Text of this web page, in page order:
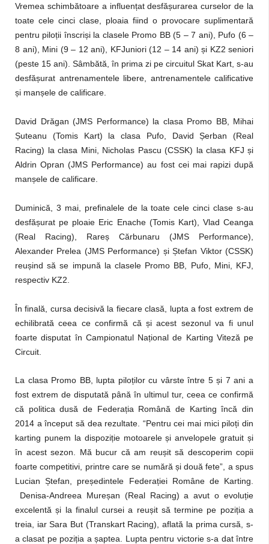
Vremea schimbătoare a influențat desfășurarea curselor de la
toate cele cinci clase, ploaia fiind o provocare suplimentară
pentru piloții înscriși la clasele Promo BB (5 – 7 ani), Pufo (6 –
8 ani), Mini (9 – 12 ani), KFJuniori (12 – 14 ani) și KZ2 seniori
(peste 15 ani). Sâmbătă, în prima zi pe circuitul Skat Kart, s-au
desfășurat antrenamentele libere, antrenamentele calificative
și manșele de calificare.
David Drăgan (JMS Performance) la clasa Promo BB, Mihai
Șuteanu (Tomis Kart) la clasa Pufo, David Șerban (Real
Racing) la clasa Mini, Nicholas Pascu (CSSK) la clasa KFJ și
Aldrin Opran (JMS Performance) au fost cei mai rapizi după
manșele de calificare.
Duminică, 3 mai, prefinalele de la toate cele cinci clase s-au
desfășurat pe ploaie Eric Enache (Tomis Kart), Vlad Ceanga
(Real Racing), Rareș Cărbunaru (JMS Performance),
Alexander Prelea (JMS Performance) și Ștefan Viktor (CSSK)
reușind să se impună la clasele Promo BB, Pufo, Mini, KFJ,
respectiv KZ2.
În finală, cursa decisivă la fiecare clasă, lupta a fost extrem de
echilibrată ceea ce confirmă că și acest sezonul va fi unul
foarte disputat în Campionatul Național de Karting Viteză pe
Circuit.
La clasa Promo BB, lupta piloților cu vârste între 5 și 7 ani a
fost extrem de disputată până în ultimul tur, ceea ce confirmă
că politica dusă de Federația Română de Karting încă din
2014 a început să dea rezultate. “Pentru cei mai mici piloți din
karting punem la dispoziție motoarele și anvelopele gratuit și
în acest sezon. Mă bucur că am reușit să descoperim copii
foarte competitivi, printre care se numără și două fete”, a spus
Lucian Ștefan, președintele Federației Române de Karting.
Denisa-Andreea Mureșan (Real Racing) a avut o evoluție
excelentă și la finalul cursei a reușit să termine pe poziția a
treia, iar Sara But (Transkart Racing), aflată la prima cursă, s-
a clasat pe poziția a șaptea. Lupta pentru victorie s-a dat între